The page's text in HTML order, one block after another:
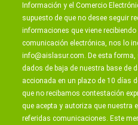
Información y el Comercio
supuesto de que no desee seguir
informaciones que viene
comunicación electrónica, nos lo
info@aislasur.com. De esta
dados de baja de nuestra base de
accionada en un plazo de 10 días
que no recibamos contestación
que acepta y autoriza que nuestra
referidas comunicaciones. Este